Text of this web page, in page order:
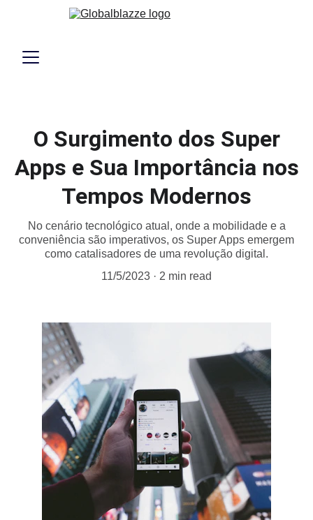
O Surgimento dos Super
Apps e Sua Importância nos
Tempos Modernos
No cenário tecnológico atual, onde a mobilidade e a
conveniência são imperativos, os Super Apps emergem
como catalisadores de uma revolução digital.
11/5/2023
2 min read